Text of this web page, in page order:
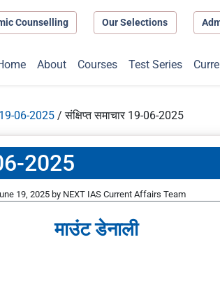
Counselling Our Selections
About Courses Test Series
19-06-2025 /संक्षिप्त समाचार 19-06-2025
2025
19, 2025 by NEXT IAS Current Affairs Team
माउंट डेनाली